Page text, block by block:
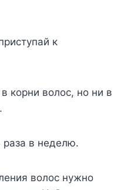
к
корни волос, но ни в
раза в неделю.
волос нужно